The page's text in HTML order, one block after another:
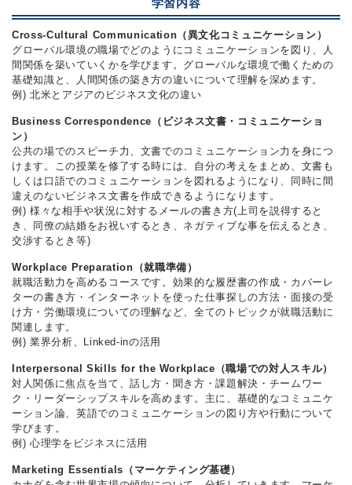
学習内容
Cross-Cultural Communication（異文化コミュニケーション）
グローバル環境の職場でどのようにコミュニケーションを図り、人
間関係を築いていくかを学びます。グローバルな環境で働くための
基礎知識と、人間関係の築き方の違いについて理解を深めます。
例) 北米とアジアのビジネス文化の違い
Business Correspondence（ビジネス文書・コミュニケーショ
ン）
公共の場でのスピーチ力、文書でのコミュニケーション力を身につ
けます。この授業を修了する時には、自分の考えをまとめ、文書も
しくは口語でのコミュニケーションを図れるようになり、同時に間
違えのないビジネス文書を作成できるようになります。
例) 様々な相手や状況に対するメールの書き方(上司を説得すると
き、同僚の結婚をお祝いするとき、ネガティブな事を伝えるとき、
交渉するとき等)
Workplace Preparation（就職準備）
就職活動力を高めるコースです。効果的な履歴書の作成・カバーレ
ターの書き方・インターネットを使った仕事探しの方法・面接の受
け方・労働環境についての理解など、全てのトピックが就職活動に
関連します。
例) 業界分析、Linked-inの活用
Interpersonal Skills for the Workplace（職場での対人スキル）
対人関係に焦点を当て、話し方・聞き方・課題解決・チームワー
ク・リーダーシップスキルを高めます。主に、基礎的なコミュニケ
ーション論、英語でのコミュニケーションの図り方や行動について
学びます。
例) 心理学をビジネスに活用
Marketing Essentials（マーケティング基礎）